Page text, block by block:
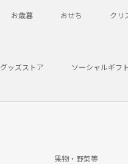
お歳暮 おせち クリ
グッズストア ソーシャルギフ
果物・野菜等